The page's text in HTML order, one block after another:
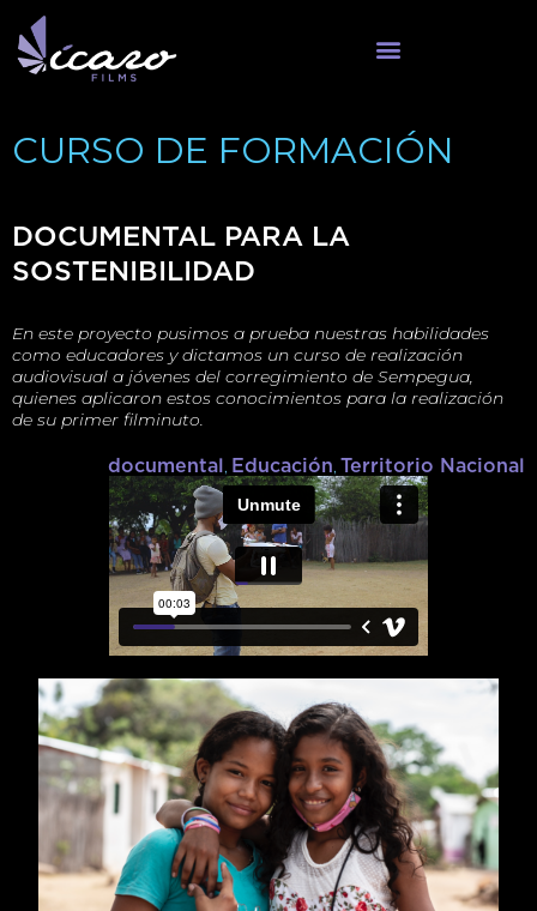
CURSO DE FORMACIÓN
DOCUMENTAL PARA LA
SOSTENIBILIDAD
En este proyecto pusimos a prueba nuestras habilidades
como educadores y dictamos un curso de realización
audiovisual a jóvenes del corregimiento de Sempegua,
quienes aplicaron estos conocimientos para la realización
de su primer filminuto.
documental, Educación,Territorio Nacional